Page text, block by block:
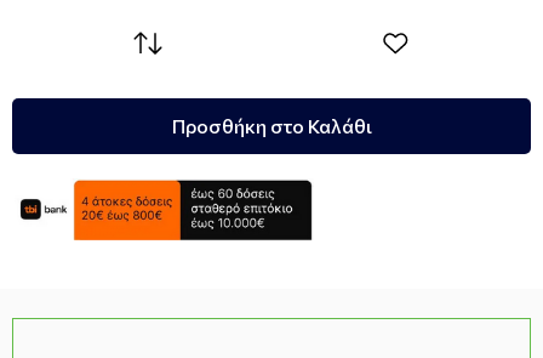
Προσθήκη στο Καλάθι